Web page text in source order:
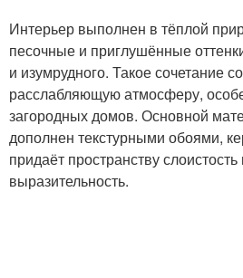
Интерьер выполнен в тёплой
песочные и приглушённые
и изумрудного. Такое сочетание
расслабляющую атмосферу,
загородных домов. Основной
дополнен текстурными обоями,
придаёт пространству
выразительность.